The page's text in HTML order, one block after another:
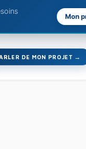
Mon
DE MON PROJET